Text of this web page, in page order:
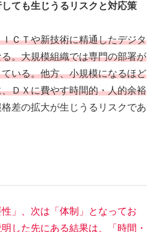
ても生じうるリスクと対応策
ＣＴや新技術に精通したデジタ
。大規模組織では専門の部署が
いる。他方、小規模になるほど
ＤＸに費やす時間的・人的余裕
差の拡大が生じうるリスクであ
」、次は「体制」となってお
した先にある結果は、「時間・